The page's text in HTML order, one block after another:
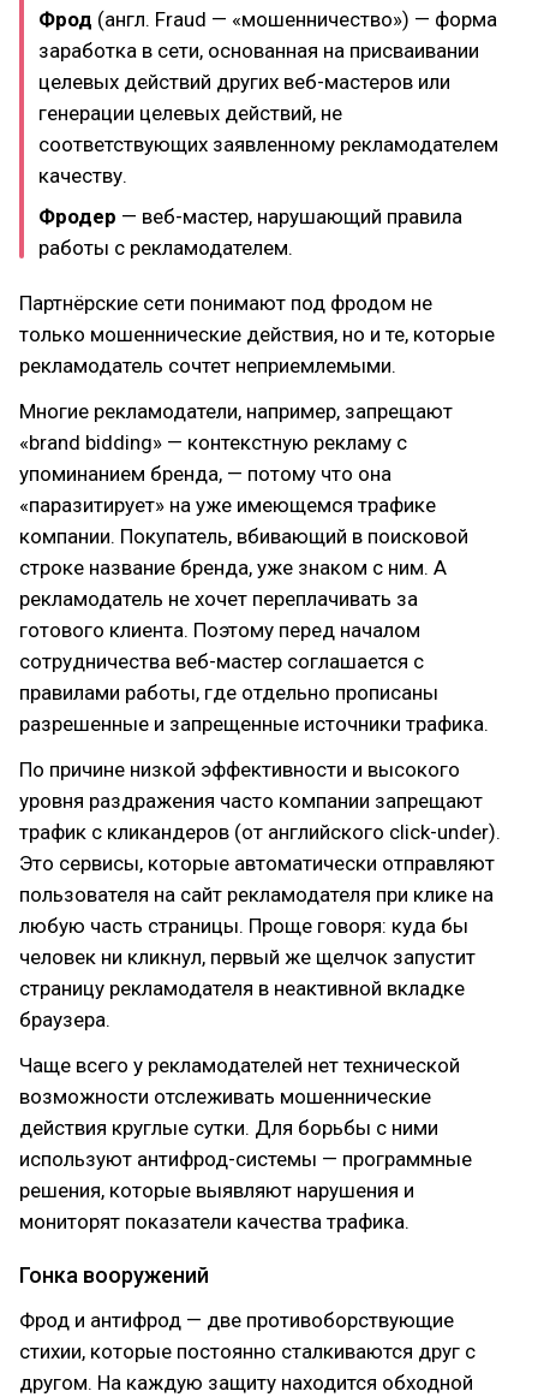
Фрод (англ. Fraud — «мошенничество») — форма
заработка в сети, основанная на присваивании
целевых действий других веб-мастеров или
генерации целевых действий, не
соответствующих заявленному рекламодателем
качеству.
Фродер — веб-мастер, нарушающий правила
работы с рекламодателем.
Партнёрские сети понимают под фродом не
только мошеннические действия, но и те, которые
рекламодатель сочтет неприемлемыми.
Многие рекламодатели, например, запрещают
«brand bidding» — контекстную рекламу с
упоминанием бренда, — потому что она
«паразитирует» на уже имеющемся трафике
компании. Покупатель, вбивающий в поисковой
строке название бренда, уже знаком с ним. А
рекламодатель не хочет переплачивать за
готового клиента. Поэтому перед началом
сотрудничества веб-мастер соглашается с
правилами работы, где отдельно прописаны
разрешенные и запрещенные источники трафика.
По причине низкой эффективности и высокого
уровня раздражения часто компании запрещают
трафик с кликандеров (от английского click-under).
Это сервисы, которые автоматически отправляют
пользователя на сайт рекламодателя при клике на
любую часть страницы. Проще говоря: куда бы
человек ни кликнул, первый же щелчок запустит
страницу рекламодателя в неактивной вкладке
браузера.
Чаще всего у рекламодателей нет технической
возможности отслеживать мошеннические
действия круглые сутки. Для борьбы с ними
используют антифрод-системы — программные
решения, которые выявляют нарушения и
мониторят показатели качества трафика.
Гонка вооружений
Фрод и антифрод — две противоборствующие
стихии, которые постоянно сталкиваются друг с
другом. На каждую защиту находится обходной